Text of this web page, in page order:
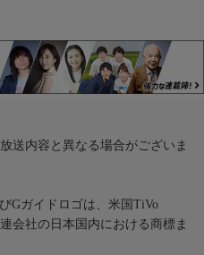
送内容と異なる場合がございま
Gガイドロゴは、米国TiVo
会社の日本国内における商標ま